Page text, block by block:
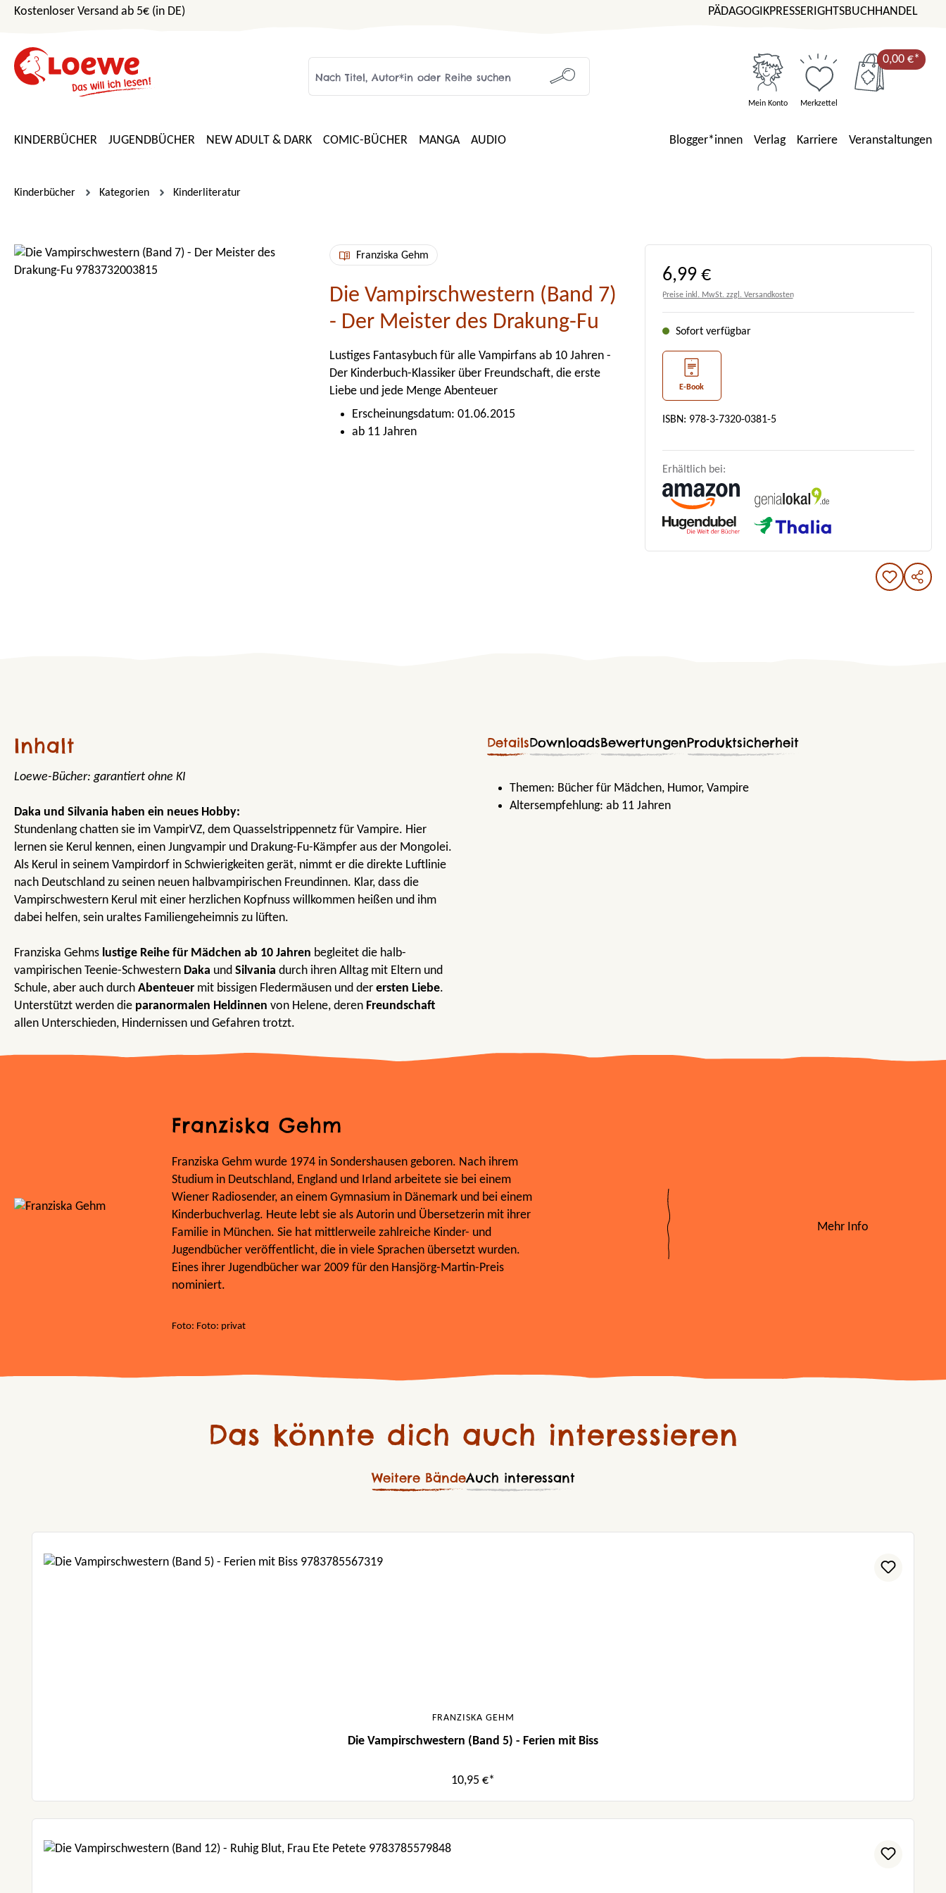
Hauptinhalt springen
Zur Suche springen
Zur Hauptnavigation springen
Kostenloser Versand ab 5€ (in DE) PÄDAGOGIKPRESSERIGHTSBUCHHANDEL
Mein Konto Merkzettel
0,00 €*
KINDERBÜCHER JUGENDBÜCHER NEW ADULT & DARK COMIC-BÜCHER MANGA AUDIO Blogger*innen Verlag Karriere Veranstaltungen
Kinderbücher Kategorien Kinderliteratur
Bildergalerie überspringen Franziska Gehm
Die Vampirschwestern (Band 7)
- Der Meister des Drakung-Fu
Lustiges Fantasybuch für alle Vampirfans ab 10 Jahren -
Der Kinderbuch-Klassiker über Freundschaft, die erste
Liebe und jede Menge Abenteuer
Erscheinungsdatum: 01.06.2015
ab 11 Jahren
Regulärer Preis:
6,99 €
Preise inkl. MwSt. zzgl. Versandkosten
Sofort verfügbar
E-Book
ISBN: 978-3-7320-0381-5
Erhältlich bei:
Inhalt
Loewe-Bücher: garantiert ohne KI
Daka und Silvania haben ein neues Hobby:
Stundenlang chatten sie im VampirVZ, dem Quasselstrippennetz für Vampire. Hier
lernen sie Kerul kennen, einen Jungvampir und Drakung-Fu-Kämpfer aus der Mongolei.
Als Kerul in seinem Vampirdorf in Schwierigkeiten gerät, nimmt er die direkte Luftlinie
nach Deutschland zu seinen neuen halbvampirischen Freundinnen. Klar, dass die
Vampirschwestern Kerul mit einer herzlichen Kopfnuss willkommen heißen und ihm
dabei helfen, sein uraltes Familiengeheimnis zu lüften.
Franziska Gehms lustige Reihe für Mädchen ab 10 Jahren begleitet die halb-
vampirischen Teenie-Schwestern Daka und Silvania durch ihren Alltag mit Eltern und
Schule, aber auch durch Abenteuer mit bissigen Fledermäusen und der ersten Liebe.
Unterstützt werden die paranormalen Heldinnen von Helene, deren Freundschaft
allen Unterschieden, Hindernissen und Gefahren trotzt.
DetailsDownloadsBewertungenProduktsicherheit
Themen: Bücher für Mädchen, Humor, Vampire
Altersempfehlung: ab 11 Jahren
Franziska Gehm
Franziska Gehm wurde 1974 in Sondershausen geboren. Nach ihrem
Studium in Deutschland, England und Irland arbeitete sie bei einem
Wiener Radiosender, an einem Gymnasium in Dänemark und bei einem
Kinderbuchverlag. Heute lebt sie als Autorin und Übersetzerin mit ihrer
Familie in München. Sie hat mittlerweile zahlreiche Kinder- und
Jugendbücher veröffentlicht, die in viele Sprachen übersetzt wurden.
Eines ihrer Jugendbücher war 2009 für den Hansjörg-Martin-Preis
nominiert.
Foto: Foto: privat
Mehr Info
Das könnte dich auch interessieren
Weitere BändeAuch interessant
FRANZISKA GEHM
Die Vampirschwestern (Band 5) - Ferien mit Biss
10,95 €*